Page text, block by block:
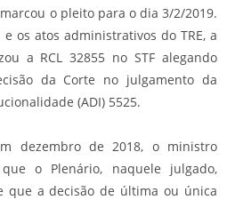
o pleito para o dia 3/2/2019.
e os atos administrativos do TRE, a
a RCL 32855 no STF alegando
da Corte no julgamento da
(ADI) 5525.
dezembro de 2018, o ministro
o Plenário, naquele julgado,
que a decisão de última ou única